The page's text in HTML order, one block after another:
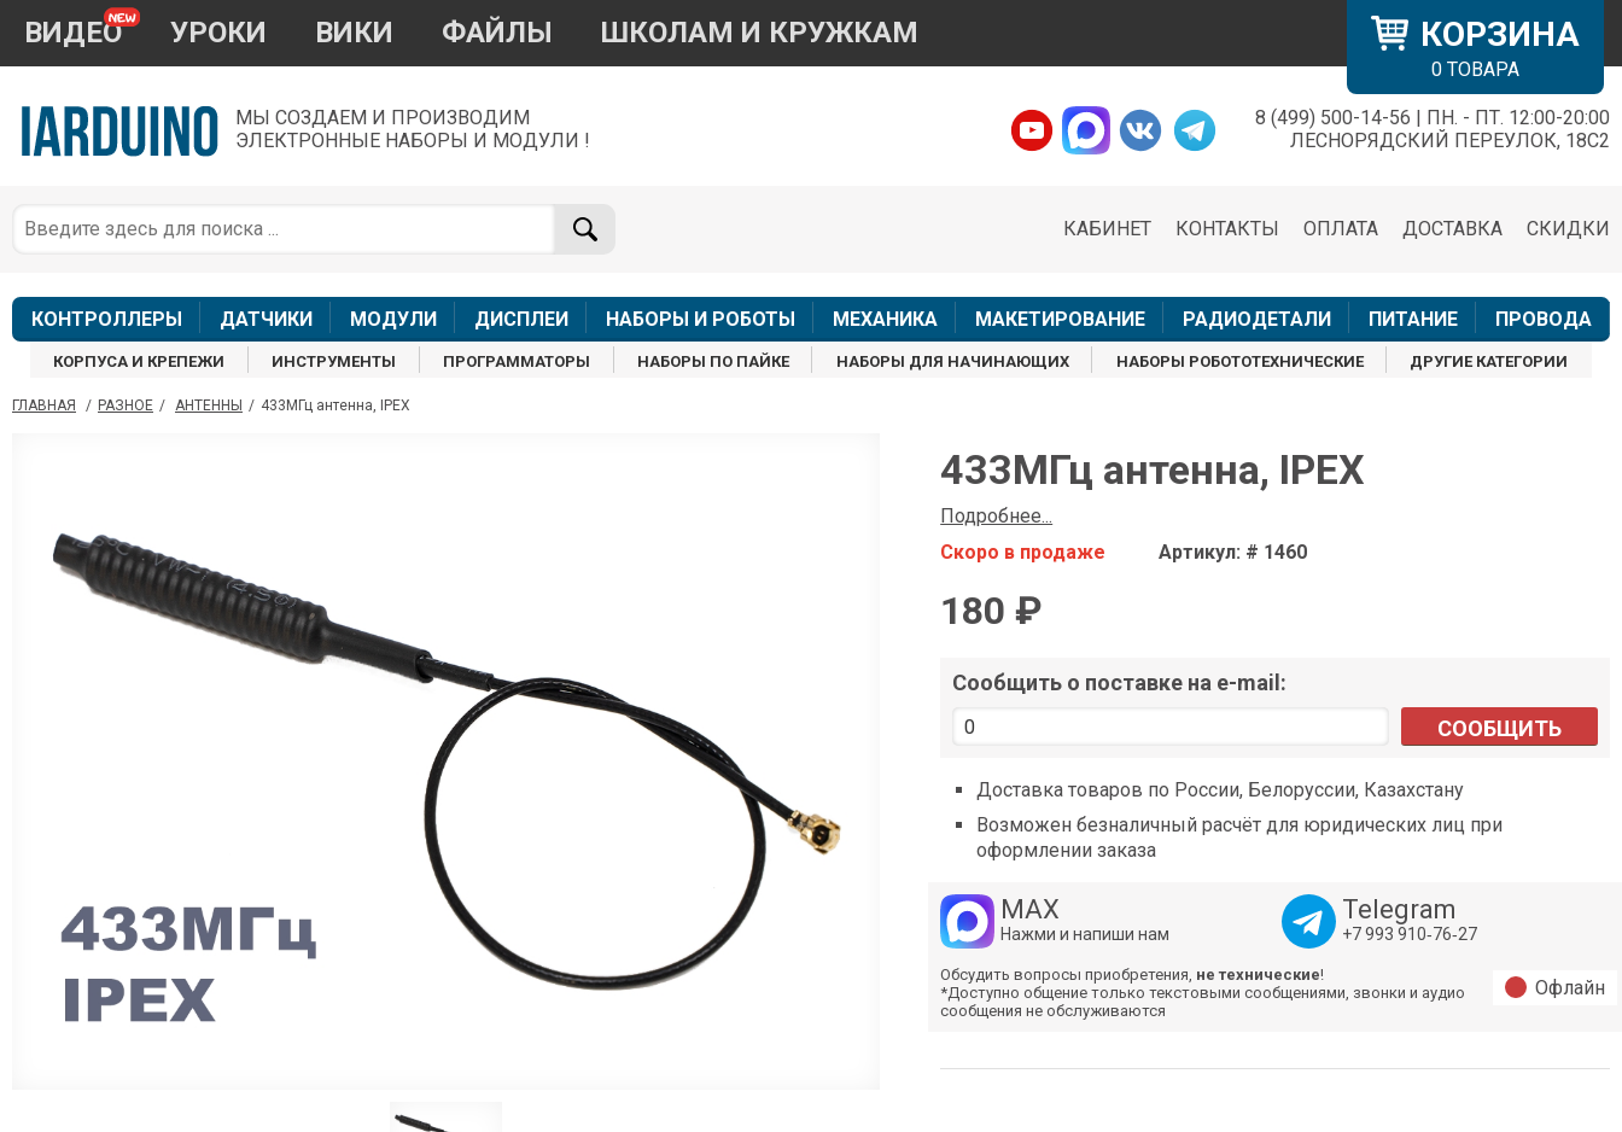
КОРЗИНА
0 ТОВАРА
ВИДЕО УРОКИ ВИКИ ФАЙЛЫ ШКОЛАМ И КРУЖКАМ
МЫ СОЗДАЕМ И ПРОИЗВОДИМ
ЭЛЕКТРОННЫЕ НАБОРЫ И МОДУЛИ !
8 (499) 500-14-56 | ПН. - ПТ. 12:00-20:00
ЛЕСНОРЯДСКИЙ ПЕРЕУЛОК, 18С2
СКИДКИ
ДОСТАВКА
ОПЛАТА
КОНТАКТЫ
КАБИНЕТ
КОНТРОЛЛЕРЫ ДАТЧИКИ МОДУЛИ ДИСПЛЕИ НАБОРЫ И РОБОТЫ МЕХАНИКА МАКЕТИРОВАНИЕ РАДИОДЕТАЛИ ПИТАНИЕ ПРОВОДА
КОРПУСА И КРЕПЕЖИ ИНСТРУМЕНТЫ ПРОГРАММАТОРЫ НАБОРЫ ПО ПАЙКЕ НАБОРЫ ДЛЯ НАЧИНАЮЩИХ НАБОРЫ РОБОТОТЕХНИЧЕСКИЕ ДРУГИЕ КАТЕГОРИИ
ГЛАВНАЯ / РАЗНОЕ / АНТЕННЫ / 433МГц антенна, IPEX
433МГц антенна, IPEX
Подробнее...
Скоро в продаже
Артикул: # 1460
180 ₽
Сообщить о поставке на e-mail:
СООБЩИТЬ
Доставка товаров по России, Белоруссии, Казахстану
Возможен безналичный расчёт для юридических лиц при
оформлении заказа
MAX
Нажми и напиши нам
Telegram
+7 993 910‑76‑27
Обсудить вопросы приобретения, не технические!
*Доступно общение только текстовыми сообщениями, звонки и аудио
сообщения не обслуживаются
Офлайн
×
По вопросам приобретения товара
+7 968 454 17 38
звонки и аудио сообщения не обслуживаются
Менеджер
shop@iarduino.ru
Менеджер
8 (499) 500-14-56